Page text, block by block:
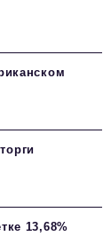
13,68%